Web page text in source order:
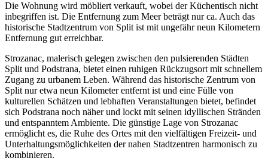
Die Wohnung wird möbliert verkauft, wobei der Küchentisch nicht
inbegriffen ist. Die Entfernung zum Meer beträgt nur ca. Auch das
historische Stadtzentrum von Split ist mit ungefähr neun Kilometern
Entfernung gut erreichbar.
Strozanac, malerisch gelegen zwischen den pulsierenden Städten
Split und Podstrana, bietet einen ruhigen Rückzugsort mit schnellem
Zugang zu urbanem Leben. Während das historische Zentrum von
Split nur etwa neun Kilometer entfernt ist und eine Fülle von
kulturellen Schätzen und lebhaften Veranstaltungen bietet, befindet
sich Podstrana noch näher und lockt mit seinen idyllischen Stränden
und entspanntem Ambiente. Die günstige Lage von Strozanac
ermöglicht es, die Ruhe des Ortes mit den vielfältigen Freizeit- und
Unterhaltungsmöglichkeiten der nahen Stadtzentren harmonisch zu
kombinieren.